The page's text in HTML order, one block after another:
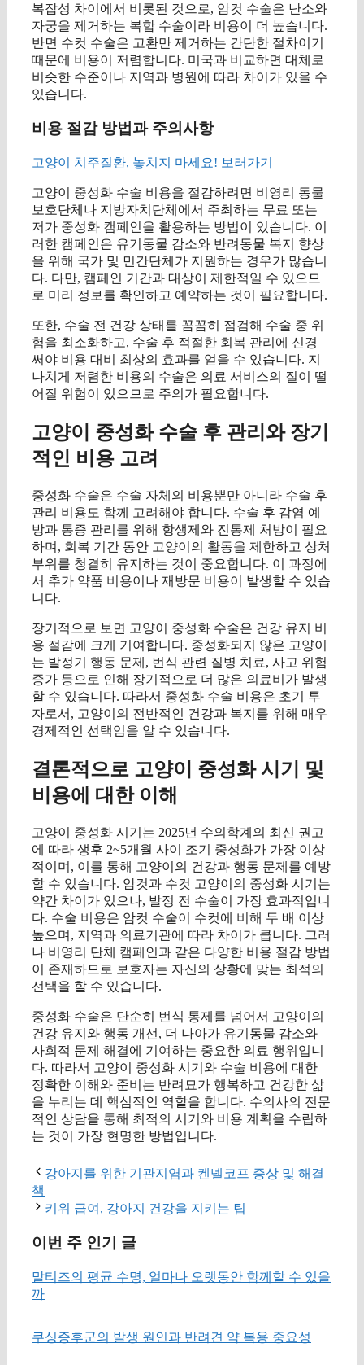
복잡성 차이에서 비롯된 것으로, 암컷 수술은 난소와
자궁을 제거하는 복합 수술이라 비용이 더 높습니다.
반면 수컷 수술은 고환만 제거하는 간단한 절차이기
때문에 비용이 저렴합니다. 미국과 비교하면 대체로
비슷한 수준이나 지역과 병원에 따라 차이가 있을 수
있습니다.
비용 절감 방법과 주의사항
고양이 치주질환, 놓치지 마세요! 보러가기
고양이 중성화 수술 비용을 절감하려면 비영리 동물
보호단체나 지방자치단체에서 주최하는 무료 또는
저가 중성화 캠페인을 활용하는 방법이 있습니다. 이
러한 캠페인은 유기동물 감소와 반려동물 복지 향상
을 위해 국가 및 민간단체가 지원하는 경우가 많습니
다. 다만, 캠페인 기간과 대상이 제한적일 수 있으므
로 미리 정보를 확인하고 예약하는 것이 필요합니다.
또한, 수술 전 건강 상태를 꼼꼼히 점검해 수술 중 위
험을 최소화하고, 수술 후 적절한 회복 관리에 신경
써야 비용 대비 최상의 효과를 얻을 수 있습니다. 지
나치게 저렴한 비용의 수술은 의료 서비스의 질이 떨
어질 위험이 있으므로 주의가 필요합니다.
고양이 중성화 수술 후 관리와 장기
적인 비용 고려
중성화 수술은 수술 자체의 비용뿐만 아니라 수술 후
관리 비용도 함께 고려해야 합니다. 수술 후 감염 예
방과 통증 관리를 위해 항생제와 진통제 처방이 필요
하며, 회복 기간 동안 고양이의 활동을 제한하고 상처
부위를 청결히 유지하는 것이 중요합니다. 이 과정에
서 추가 약품 비용이나 재방문 비용이 발생할 수 있습
니다.
장기적으로 보면 고양이 중성화 수술은 건강 유지 비
용 절감에 크게 기여합니다. 중성화되지 않은 고양이
는 발정기 행동 문제, 번식 관련 질병 치료, 사고 위험
증가 등으로 인해 장기적으로 더 많은 의료비가 발생
할 수 있습니다. 따라서 중성화 수술 비용은 초기 투
자로서, 고양이의 전반적인 건강과 복지를 위해 매우
경제적인 선택임을 알 수 있습니다.
결론적으로 고양이 중성화 시기 및
비용에 대한 이해
고양이 중성화 시기는 2025년 수의학계의 최신 권고
에 따라 생후 2~5개월 사이 조기 중성화가 가장 이상
적이며, 이를 통해 고양이의 건강과 행동 문제를 예방
할 수 있습니다. 암컷과 수컷 고양이의 중성화 시기는
약간 차이가 있으나, 발정 전 수술이 가장 효과적입니
다. 수술 비용은 암컷 수술이 수컷에 비해 두 배 이상
높으며, 지역과 의료기관에 따라 차이가 큽니다. 그러
나 비영리 단체 캠페인과 같은 다양한 비용 절감 방법
이 존재하므로 보호자는 자신의 상황에 맞는 최적의
선택을 할 수 있습니다.
중성화 수술은 단순히 번식 통제를 넘어서 고양이의
건강 유지와 행동 개선, 더 나아가 유기동물 감소와
사회적 문제 해결에 기여하는 중요한 의료 행위입니
다. 따라서 고양이 중성화 시기와 수술 비용에 대한
정확한 이해와 준비는 반려묘가 행복하고 건강한 삶
을 누리는 데 핵심적인 역할을 합니다. 수의사의 전문
적인 상담을 통해 최적의 시기와 비용 계획을 수립하
는 것이 가장 현명한 방법입니다.
강아지를 위한 기관지염과 켄넬코프 증상 및 해결
책
키위 급여, 강아지 건강을 지키는 팁
이번 주 인기 글
말티즈의 평균 수명, 얼마나 오랫동안 함께할 수 있을
까
쿠싱증후군의 발생 원인과 반려견 약 복용 중요성